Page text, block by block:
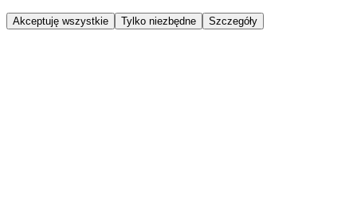
Akceptuję wszystkie Tylko niezbędne Szczegóły